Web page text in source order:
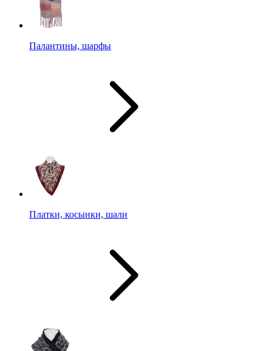
Палантины, шарфы
Платки, косынки, шали